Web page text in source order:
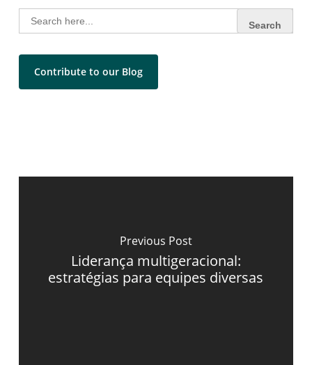
Search
for:
Contribute to our Blog
Previous Post
Liderança multigeracional:
estratégias para equipes diversas